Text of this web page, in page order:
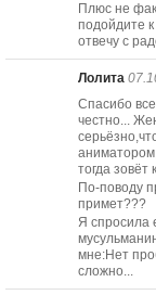
Плюс не
подойдите
отвечу с
Лолита
Спасибо
честно...
тогда
По-поводу
примет???
Я спросила
мне:Нет
сложно...